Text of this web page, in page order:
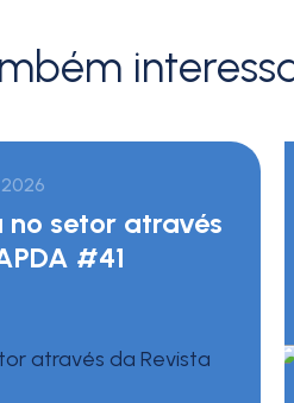
no setor através
#41